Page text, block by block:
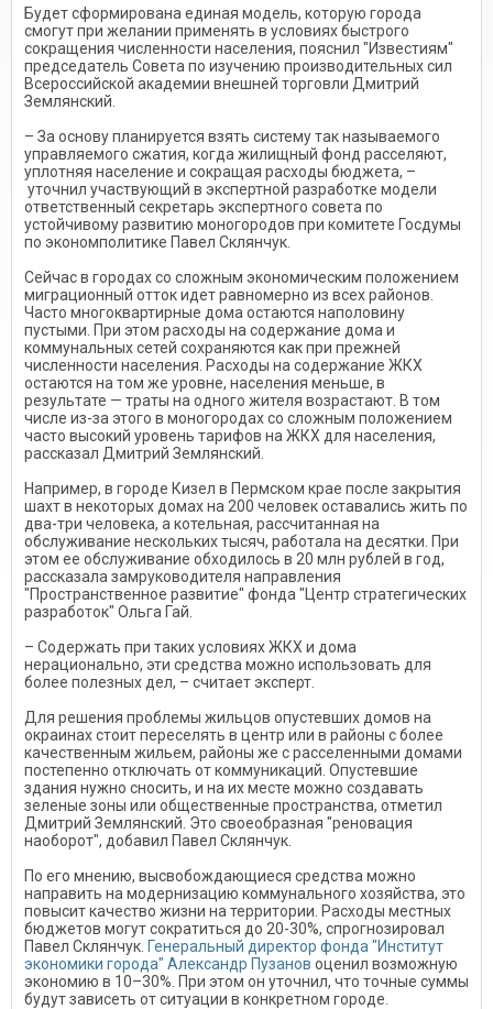
Будет сформирована единая модель, которую города
смогут при желании применять в условиях быстрого
сокращения численности населения, пояснил "Известиям"
председатель Совета по изучению производительных сил
Всероссийской академии внешней торговли Дмитрий
Землянский.
– За основу планируется взять систему так называемого
управляемого сжатия, когда жилищный фонд расселяют,
уплотняя население и сокращая расходы бюджета, –
уточнил участвующий в экспертной разработке модели
ответственный секретарь экспертного совета по
устойчивому развитию моногородов при комитете Госдумы
по экономполитике Павел Склянчук.
Сейчас в городах со сложным экономическим положением
миграционный отток идет равномерно из всех районов.
Часто многоквартирные дома остаются наполовину
пустыми. При этом расходы на содержание дома и
коммунальных сетей сохраняются как при прежней
численности населения. Расходы на содержание ЖКХ
остаются на том же уровне, населения меньше, в
результате — траты на одного жителя возрастают. В том
числе из-за этого в моногородах со сложным положением
часто высокий уровень тарифов на ЖКХ для населения,
рассказал Дмитрий Землянский.
Например, в городе Кизел в Пермском крае после закрытия
шахт в некоторых домах на 200 человек оставались жить по
два-три человека, а котельная, рассчитанная на
обслуживание нескольких тысяч, работала на десятки. При
этом ее обслуживание обходилось в 20 млн рублей в год,
рассказала замруководителя направления
"Пространственное развитие" фонда "Центр стратегических
разработок" Ольга Гай.
– Содержать при таких условиях ЖКХ и дома
нерационально, эти средства можно использовать для
более полезных дел, – считает эксперт.
Для решения проблемы жильцов опустевших домов на
окраинах стоит переселять в центр или в районы с более
качественным жильем, районы же с расселенными домами
постепенно отключать от коммуникаций. Опустевшие
здания нужно сносить, и на их месте можно создавать
зеленые зоны или общественные пространства, отметил
Дмитрий Землянский. Это своеобразная "реновация
наоборот", добавил Павел Склянчук.
По его мнению, высвобождающиеся средства можно
направить на модернизацию коммунального хозяйства, это
повысит качество жизни на территории. Расходы местных
бюджетов могут сократиться до 20-30%, спрогнозировал
Павел Склянчук. Генеральный директор фонда "Институт
экономики города" Александр Пузанов оценил возможную
экономию в 10–30%. При этом он уточнил, что точные суммы
будут зависеть от ситуации в конкретном городе.